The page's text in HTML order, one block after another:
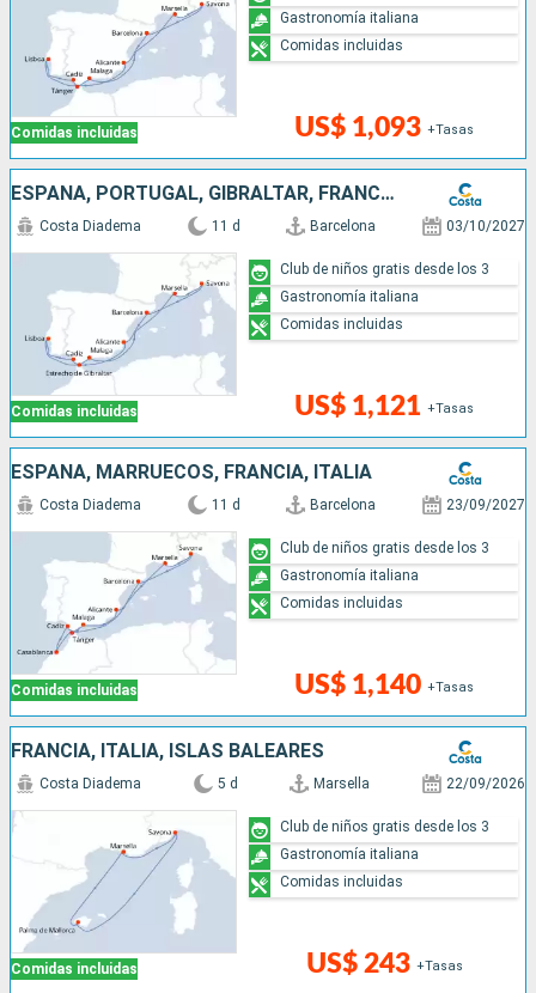
Comidas incluidas US$ 1,093 +Tasas
Gastronomía italiana
Comidas incluidas
ESPAÑA, PORTUGAL, GIBRALTAR, FRANCIA, ITALIA
Comidas incluidas
Costa Diadema 11 d Barcelona 03/10/2027
US$ 1,121 +Tasas
Club de niños gratis desde los 3
Gastronomía italiana
Comidas incluidas
ESPAÑA, MARRUECOS, FRANCIA, ITALIA
Comidas incluidas
Costa Diadema 11 d Barcelona 23/09/2027
US$ 1,140 +Tasas
Club de niños gratis desde los 3
Gastronomía italiana
Comidas incluidas
FRANCIA, ITALIA, ISLAS BALEARES
Comidas incluidas
Costa Diadema 5 d Marsella 22/09/2026
US$ 243 +Tasas
Club de niños gratis desde los 3
Gastronomía italiana
Comidas incluidas